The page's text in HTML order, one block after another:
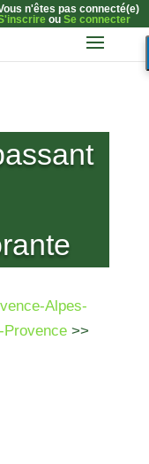
n'êtes pas connecté(e)
ou Se connecter
Alpes-
Provence>>